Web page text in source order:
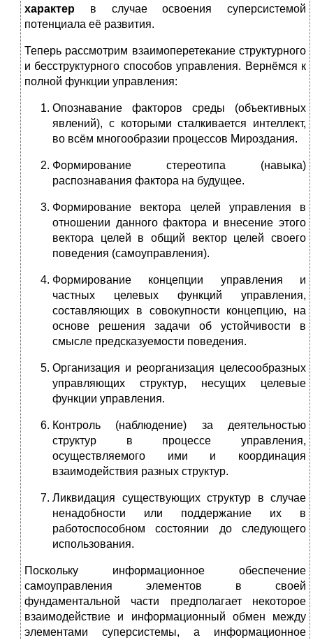
характер в случае освоения суперсистемой
потенциала её развития.
Теперь рассмотрим взаимоперетекание структурного
и бесструктурного способов управления. Вернёмся к
полной функции управления:
Опознавание факторов среды (объективных
явлений), с которыми сталкивается интеллект,
во всём многообразии процессов Мироздания.
Формирование стереотипа (навыка)
распознавания фактора на будущее.
Формирование вектора целей управления в
отношении данного фактора и внесение этого
вектора целей в общий вектор целей своего
поведения (самоуправления).
Формирование концепции управления и
частных целевых функций управления,
составляющих в совокупности концепцию, на
основе решения задачи об устойчивости в
смысле предсказуемости поведения.
Организация и реорганизация целесообразных
управляющих структур, несущих целевые
функции управления.
Контроль (наблюдение) за деятельностью
структур в процессе управления,
осуществляемого ими и координация
взаимодействия разных структур.
Ликвидация существующих структур в случае
ненадобности или поддержание их в
работоспособном состоянии до следующего
использования.
Поскольку информационное обеспечение
самоуправления элементов в своей
фундаментальной части предполагает некоторое
взаимодействие и информационный обмен между
элементами суперсистемы, а информационное